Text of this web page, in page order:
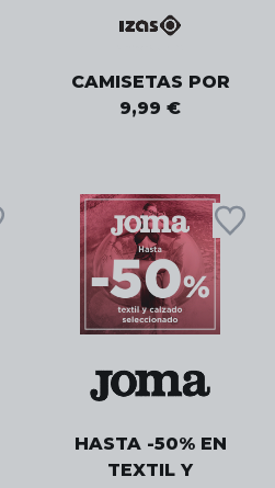
CAMISETAS POR
9,99 €
HASTA -50% EN
TEXTIL Y